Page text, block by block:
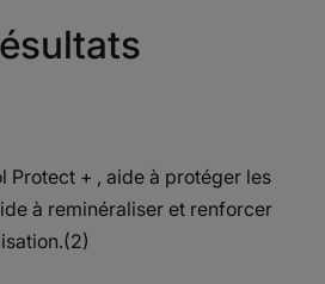
Protect + , aide à protéger les
à reminéraliser et renforcer